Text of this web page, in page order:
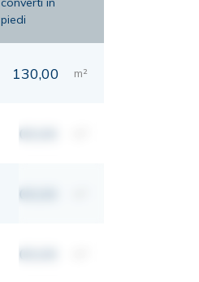
piedi
130,00 m²
00,00
00,00
00,00